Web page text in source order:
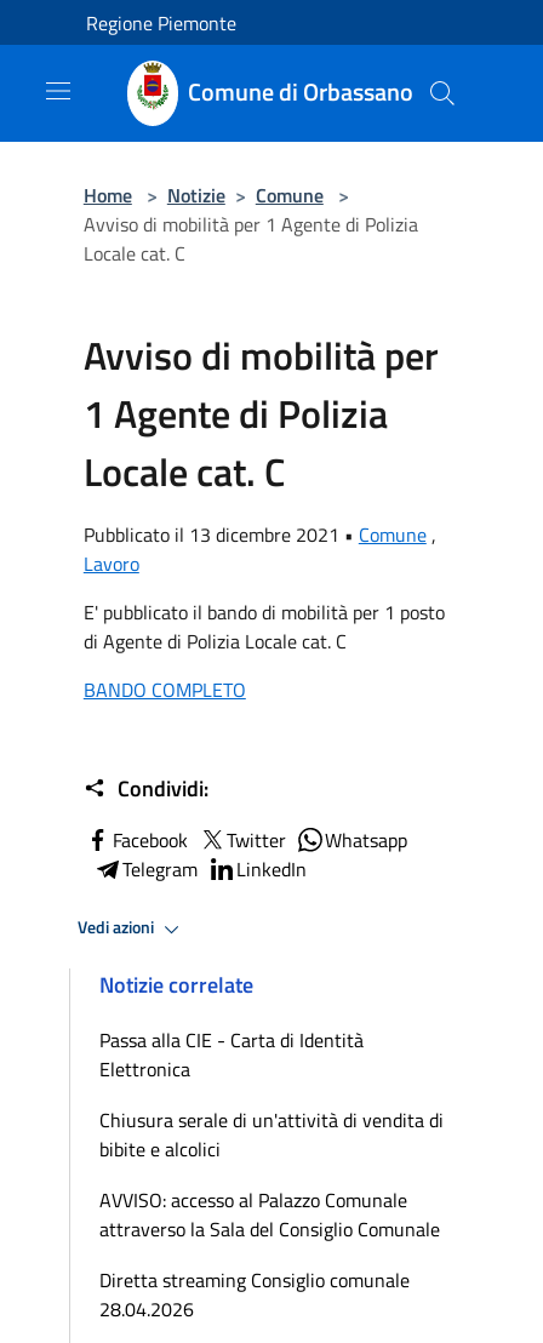
Salta al contenuto principale
Regione Piemonte
Comune di Orbassano
Home > Notizie > Comune >
Avviso di mobilità per 1 Agente di Polizia
Locale cat. C
Avviso di mobilità per
1 Agente di Polizia
Locale cat. C
Pubblicato il 13 dicembre 2021 • Comune,
Lavoro
E' pubblicato il bando di mobilità per 1 posto
di Agente di Polizia Locale cat. C
BANDO COMPLETO
Condividi:
Facebook Twitter
Whatsapp
Telegram
LinkedIn
Vedi azioni
Notizie correlate
Passa alla CIE - Carta di Identità
Elettronica
Chiusura serale di un'attività di vendita di
bibite e alcolici
AVVISO: accesso al Palazzo Comunale
attraverso la Sala del Consiglio Comunale
Diretta streaming Consiglio comunale
28.04.2026